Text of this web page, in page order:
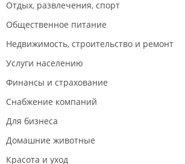
готов Вас проинформировать, что
Компания получает прямые
10лет. Если же вы сомневаетесь в
считаете, что купили подделку
то прошу связаться со мной, или с
г.Москва (все мои контакты Вы
нашем официальном сайте WAHL),
позвонив мне на мобильный.
Все затраты на диагностику, в
Отдых, развлечения, спорт
Общественное питание
Недвижимость, строительство и ремонт
Услуги населению
Финансы и страхование
Снабжение компаний
Для бизнеса
Домашние животные
Красота и уход